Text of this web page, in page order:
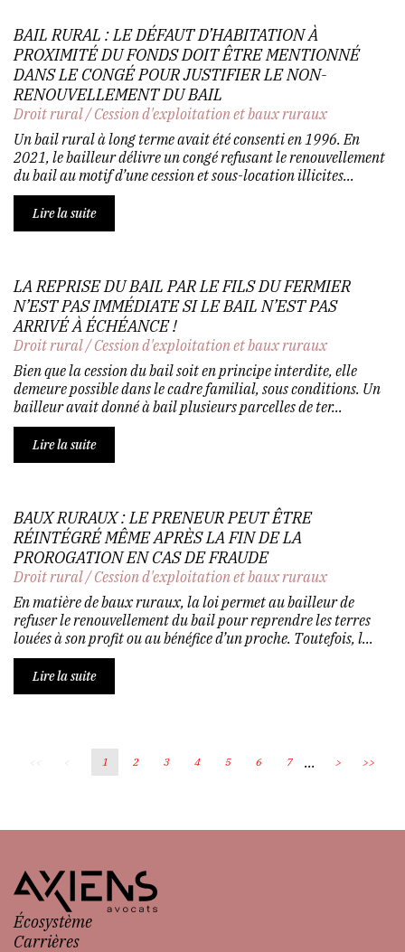
BAIL RURAL : LE DÉFAUT D’HABITATION À
PROXIMITÉ DU FONDS DOIT ÊTRE MENTIONNÉ
DANS LE CONGÉ POUR JUSTIFIER LE NON-
RENOUVELLEMENT DU BAIL
Droit rural/Cession d'exploitation et baux ruraux
Un bail rural à long terme avait été consenti en 1996. En
2021, le bailleur délivre un congé refusant le renouvellement
du bail au motif d’une cession et sous-location illicites...
Lire la suite
LA REPRISE DU BAIL PAR LE FILS DU FERMIER
N’EST PAS IMMÉDIATE SI LE BAIL N’EST PAS
ARRIVÉ À ÉCHÉANCE !
Droit rural/Cession d'exploitation et baux ruraux
Bien que la cession du bail soit en principe interdite, elle
demeure possible dans le cadre familial, sous conditions. Un
bailleur avait donné à bail plusieurs parcelles de ter...
Lire la suite
BAUX RURAUX : LE PRENEUR PEUT ÊTRE
RÉINTÉGRÉ MÊME APRÈS LA FIN DE LA
PROROGATION EN CAS DE FRAUDE
Droit rural/Cession d'exploitation et baux ruraux
En matière de baux ruraux, la loi permet au bailleur de
refuser le renouvellement du bail pour reprendre les terres
louées à son profit ou au bénéfice d’un proche. Toutefois, l...
Lire la suite
1 2 3 4 5 6 7 ... > >>
Écosystème
Carrières